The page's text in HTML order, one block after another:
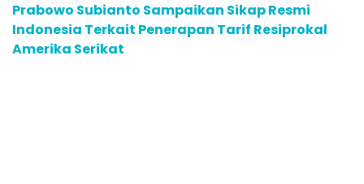
Prabowo Subianto Sampaikan Sikap Resmi
Indonesia Terkait Penerapan Tarif Resiprokal
Amerika Serikat